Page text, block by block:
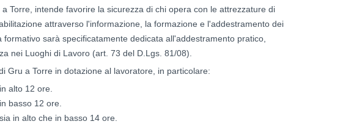
Torre, intende favorire la sicurezza di chi opera con le attrezzature di
attraverso l'informazione, la formazione e l'addestramento dei
sarà specificatamente dedicata all'addestramento pratico,
nei Luoghi di Lavoro (art. 73 del D.Lgs. 81/08).
Gru a Torre in dotazione al lavoratore, in particolare:
alto 12 ore.
basso 12 ore.
in alto che in basso 14 ore.